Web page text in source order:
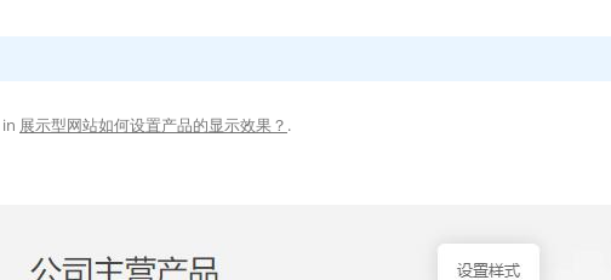
虚拟主机空间
in 展示型网站如何设置产品的显示效果？ .